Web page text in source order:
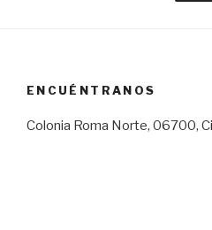
ENCUÉNTRANOS
Colonia Roma Norte, 06700,